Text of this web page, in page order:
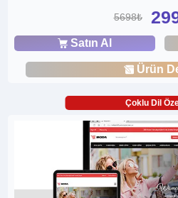
5698₺
Satın Al
Ürün
Çoklu Dil